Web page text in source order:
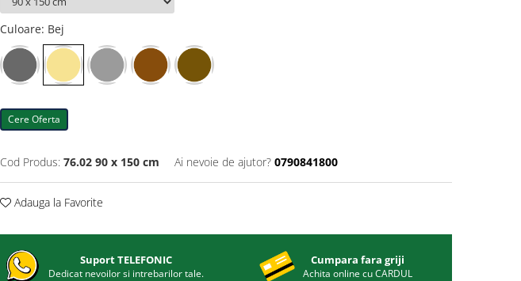
Culoare: Bej
Cere Oferta
Cod Produs: 76.02 90 x 150 cm Ai nevoie de ajutor? 0790841800
Adauga la Favorite
Suport TELEFONIC
Dedicat nevoilor si intrebarilor tale.
Cumpara fara griji
Achita online cu CARDUL